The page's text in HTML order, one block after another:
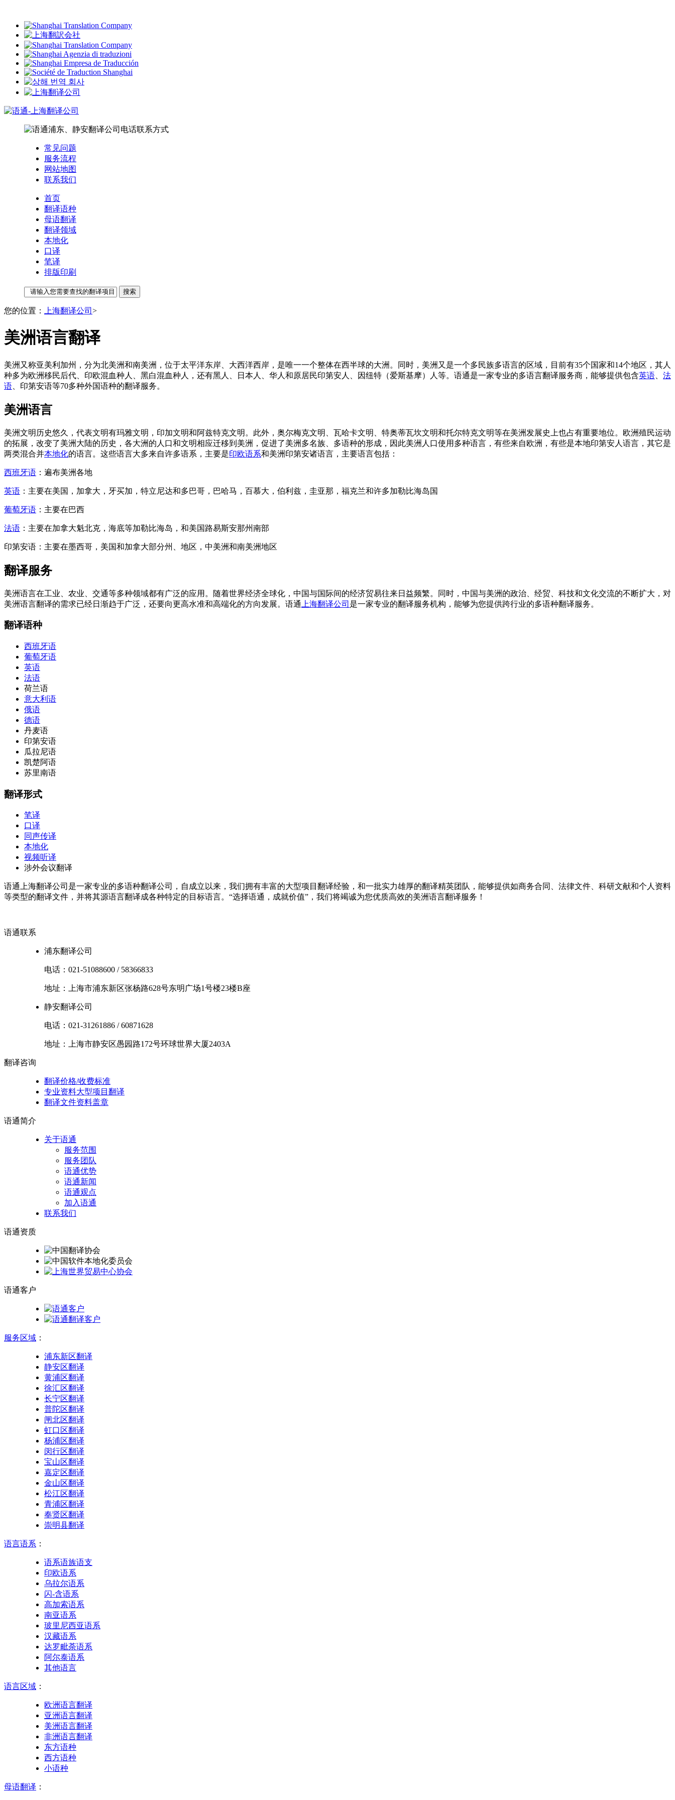
常见问题
服务流程
网站地图
联系我们
首页
翻译语种
母语翻译
翻译领域
本地化
口译
笔译
排版印刷
您的位置： 上海翻译公司 >
美洲语言翻译
美洲又称亚美利加州，分为北美洲和南美洲，位于太平洋东岸、大西洋西岸，是唯一一个整体在西半球的大洲。同时，美洲又是一个多民族多语言的区域，目前有35个国家和14个地区，其人
种多为欧洲移民后代、印欧混血种人、黑白混血种人，还有黑人、日本人、华人和原居民印第安人、因纽特（爱斯基摩）人等。语通是一家专业的多语言翻译服务商，能够提供包含英语
法
语 、印第安语等70多种外国语种的翻译服务。
美洲语言
美洲文明历史悠久，代表文明有玛雅文明，印加文明和阿兹特克文明。此外，奥尔梅克文明、瓦哈卡文明、特奥蒂瓦坎文明和托尔特克文明等在美洲发展史上也占有重要地位。欧洲殖民运动
的拓展，改变了美洲大陆的历史，各大洲的人口和文明相应迁移到美洲，促进了美洲多名族、多语种的形成，因此美洲人口使用多种语言，有些来自欧洲，有些是本地印第安人语言，其它是
两类混合并本地化的语言。这些语言大多来自许多语系，主要是印欧语系和美洲印第安诸语言，主要语言包括：
西班牙语 ：遍布美洲各地
英语 ：主要在美国，加拿大，牙买加，特立尼达和多巴哥，巴哈马，百慕大，伯利兹，圭亚那，福克兰和许多加勒比海岛国
葡萄牙语 ：主要在巴西
法语 ：主要在加拿大魁北克，海底等加勒比海岛，和美国路易斯安那州南部
印第安语：主要在墨西哥，美国和加拿大部分州、地区，中美洲和南美洲地区
翻译服务
美洲语言在工业、农业、交通等多种领域都有广泛的应用。随着世界经济全球化，中国与国际间的经济贸易往来日益频繁。同时，中国与美洲的政治、经贸、科技和文化交流的不断扩大，对
美洲语言翻译的需求已经日渐趋于广泛，还要向更高水准和高端化的方向发展。语通 上海翻译公司 是一家专业的翻译服务机构，能够为您提供跨行业的多语种翻译服务。
翻译语种
西班牙语
葡萄牙语
英语
法语
荷兰语
意大利语
俄语
德语
丹麦语
印第安语
瓜拉尼语
凯楚阿语
苏里南语
翻译形式
笔译
口译
同声传译
本地化
视频听译
涉外会议翻译
语通上海翻译公司是一家专业的多语种翻译公司，自成立以来，我们拥有丰富的大型项目翻译经验，和一批实力雄厚的翻译精英团队，能够提供如商务合同、法律文件、科研文献和个人资料
等类型的翻译文件，并将其源语言翻译成各种特定的目标语言。“选择语通，成就价值”，我们将竭诚为您优质高效的美洲语言翻译服务！
语通联系
浦东翻译公司
电话： 021-51088600 / 58366833
地址： 上海市浦东新区张杨路628号东明广场1号楼23楼B座
静安翻译公司
电话： 021-31261886 /60871628
地址： 上海市静安区愚园路172号环球世界大厦2403A
翻译咨询
翻译价格/收费标准
专业资料大型项目翻译
翻译文件资料盖章
语通简介
关于语通
服务范围
服务团队
语通优势
语通新闻
语通观点
加入语通
联系我们
语通资质
语通客户
服务区域 ：
浦东新区翻译
静安区翻译
黄浦区翻译
徐汇区翻译
长宁区翻译
普陀区翻译
闸北区翻译
虹口区翻译
杨浦区翻译
闵行区翻译
宝山区翻译
嘉定区翻译
金山区翻译
松江区翻译
青浦区翻译
奉贤区翻译
崇明县翻译
语言语系 ：
语系语族语支
印欧语系
乌拉尔语系
闪-含语系
高加索语系
南亚语系
玻里尼西亚语系
汉藏语系
达罗毗荼语系
阿尔泰语系
其他语言
语言区域 ：
欧洲语言翻译
亚洲语言翻译
美洲语言翻译
非洲语言翻译
东方语种
西方语种
小语种
母语翻译 ：